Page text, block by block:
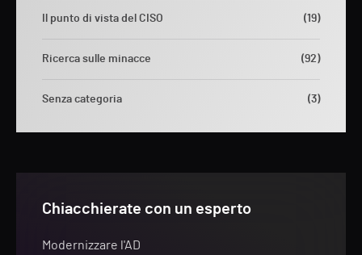
Il punto di vista del CISO (19)
Ricerca sulle minacce (92)
Senza categoria (3)
Chiacchierate con un esperto
Modernizzare l'AD